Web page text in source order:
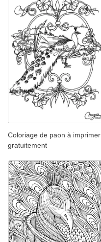
Coloriage de paon à imprimer
gratuitement